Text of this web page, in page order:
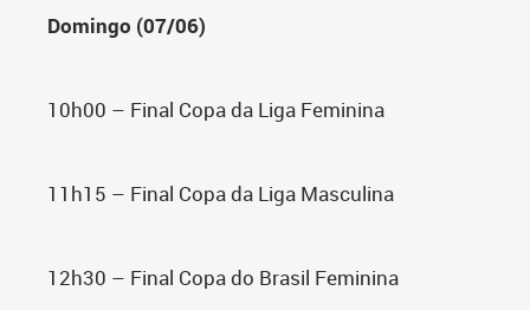
Domingo (07/06)
10h00 – Final Copa da Liga Feminina
11h15 – Final Copa da Liga Masculina
12h30 – Final Copa do Brasil Feminina